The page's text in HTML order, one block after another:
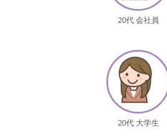
20代 会社員
20代 大学生